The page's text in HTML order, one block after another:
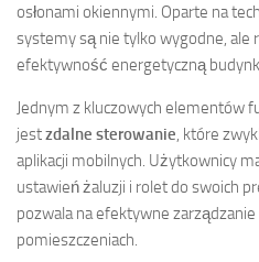
osłonami okiennymi. Oparte na
systemy są nie tylko wygodne, ale
efektywność energetyczną
Jednym z kluczowych elementów
jestzdalne sterowanie, które
aplikacji mobilnych. Użytkownicy
ustawień żaluzji i rolet do swoich
pozwala na efektywne
pomieszczeniach.